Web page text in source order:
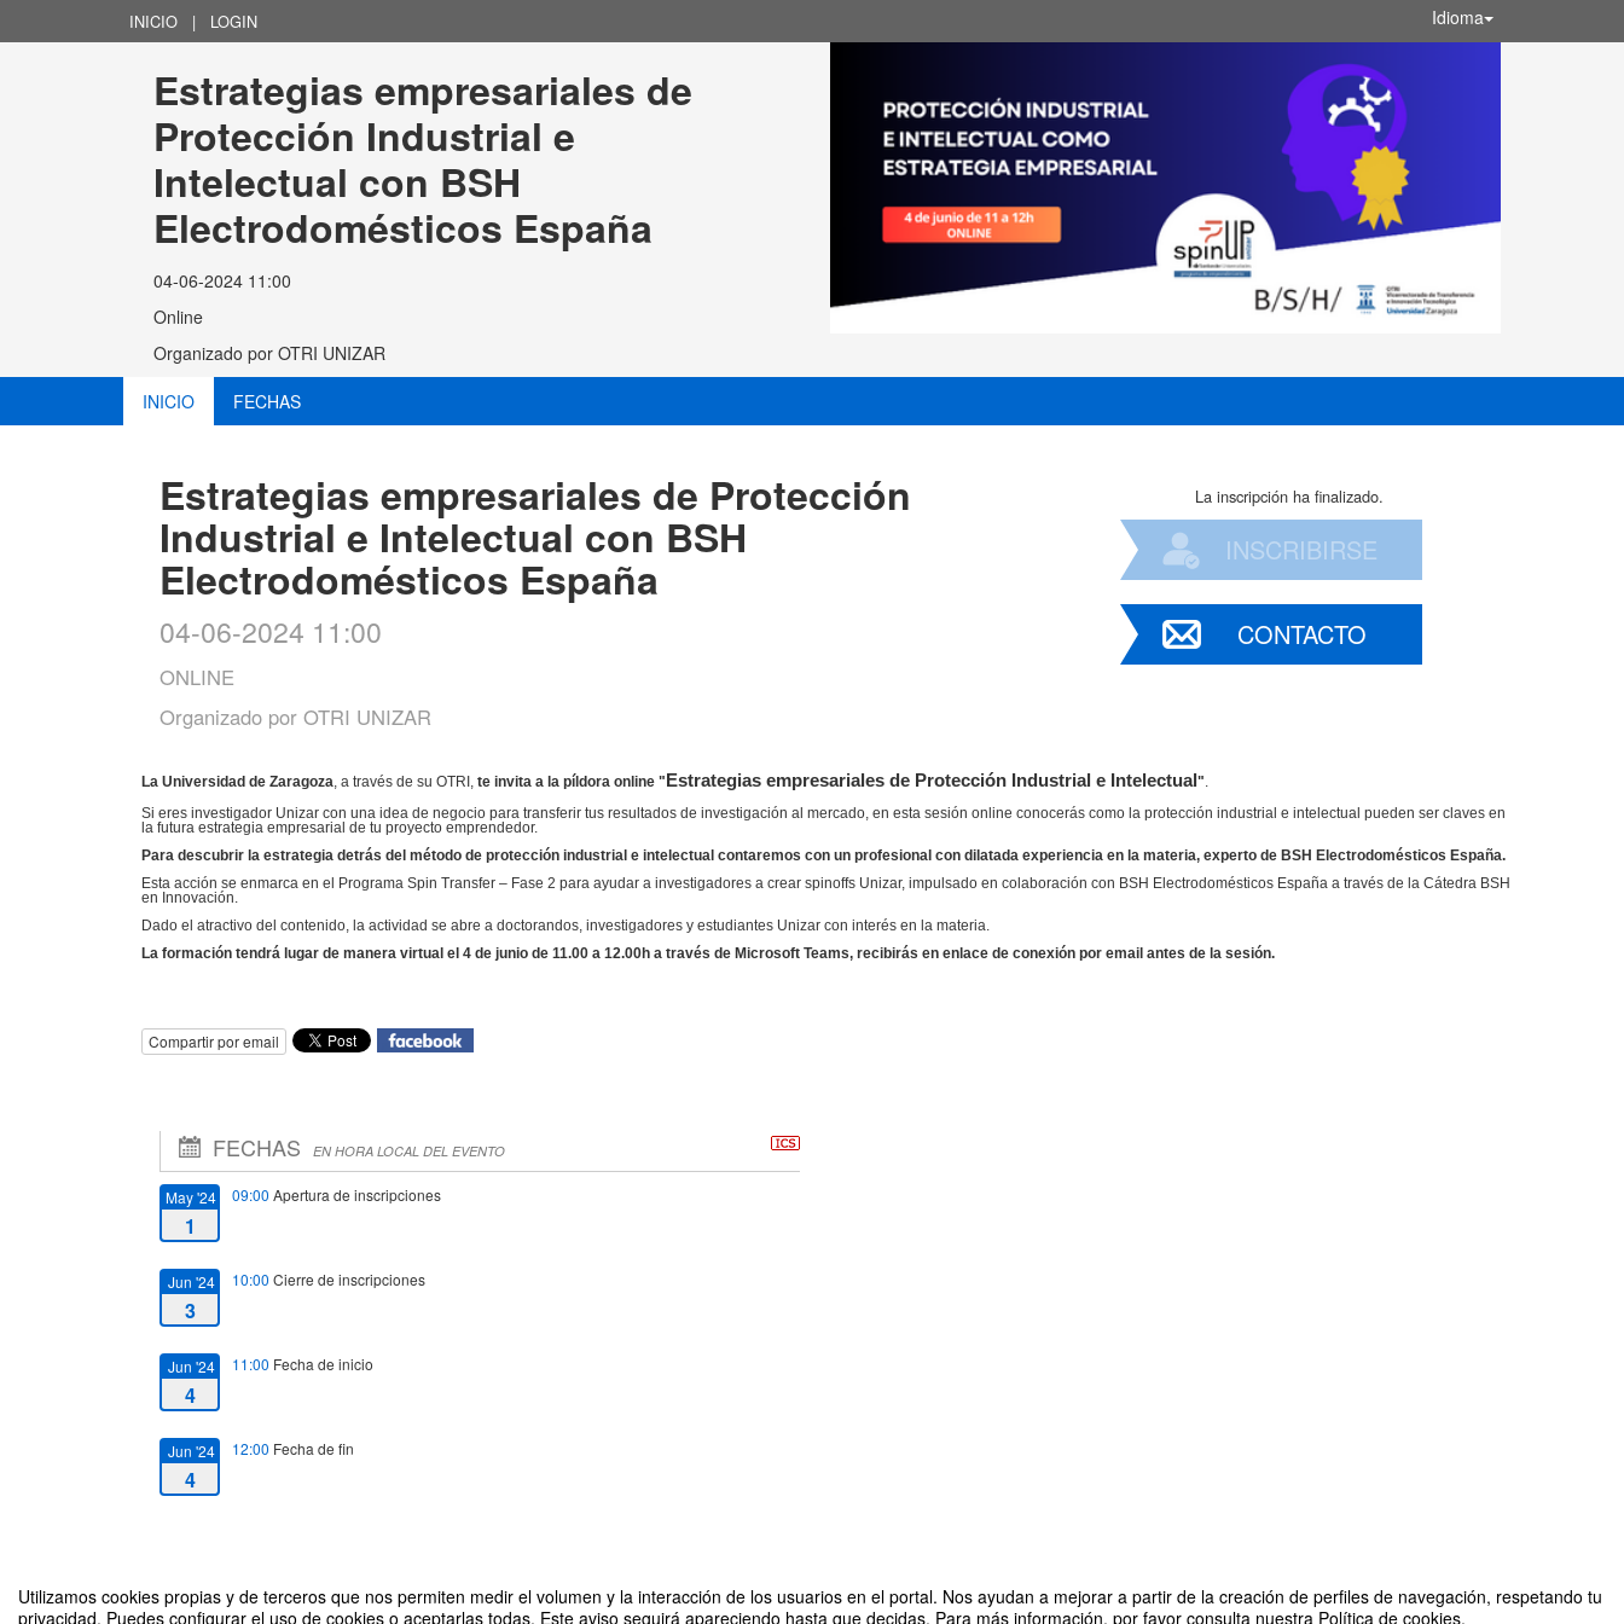
Utilizamos cookies propias y de terceros que nos permiten medir el volumen y la interacción de los usuarios en el portal. Nos ayudan a mejorar a partir de la creación de perfiles de navegación, respetando tu
privacidad. Puedes configurar el uso de cookies o aceptarlas todas. Este aviso seguirá apareciendo hasta que decidas. Para más información, por favor consulta nuestra Política de cookies.
INICIO | LOGIN Idioma
Estrategias empresariales de
Protección Industrial e
Intelectual con BSH
Electrodomésticos España
04-06-2024 11:00
Online
Organizado por OTRI UNIZAR
INICIO
FECHAS
Estrategias empresariales de Protección
Industrial e Intelectual con BSH
Electrodomésticos España
04-06-2024 11:00
ONLINE
Organizado por OTRI UNIZAR
La inscripción ha finalizado.
INSCRIBIRSE
CONTACTO
La Universidad de Zaragoza, a través de su OTRI, te invita a la píldora online "Estrategias empresariales de Protección Industrial e Intelectual".
Si eres investigador Unizar con una idea de negocio para transferir tus resultados de investigación al mercado, en esta sesión online conocerás como la protección industrial e intelectual pueden ser claves en
la futura estrategia empresarial de tu proyecto emprendedor.
Para descubrir la estrategia detrás del método de protección industrial e intelectual contaremos con un profesional con dilatada experiencia en la materia, experto de BSH Electrodomésticos España.
Esta acción se enmarca en el Programa Spin Transfer – Fase 2 para ayudar a investigadores a crear spinoffs Unizar, impulsado en colaboración con BSH Electrodomésticos España a través de la Cátedra BSH
en Innovación.
Dado el atractivo del contenido, la actividad se abre a doctorandos, investigadores y estudiantes Unizar con interés en la materia.
La formación tendrá lugar de manera virtual el 4 de junio de 11.00 a 12.00h a través de Microsoft Teams, recibirás en enlace de conexión por email antes de la sesión.
Compartir por email
FECHAS EN HORA LOCAL DEL EVENTO
May '24
1
09:00 Apertura de inscripciones
Jun '24
3
10:00 Cierre de inscripciones
Jun '24
4
11:00 Fecha de inicio
Jun '24
4
12:00 Fecha de fin
Estrategias empresariales de Protección Industrial e Intelectual con BSH Electrodomésticos España Organizado por OTRI UNIZAR